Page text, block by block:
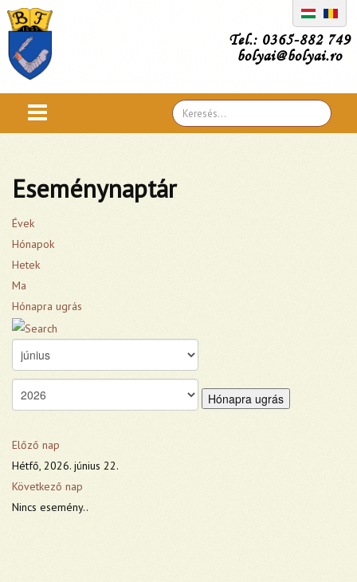
Tel.: 0365-882 749
bolyai@bolyai.ro
Search
...
Eseménynaptár
Évek
Hónapok
Hetek
Ma
Hónapra ugrás
Hónapra ugrás
Előző nap
Hétfő, 2026. június 22.
Következő nap
Nincs esemény..